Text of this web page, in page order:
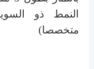
النمط ذو
متخصصا)